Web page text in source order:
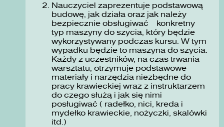
Nauczyciel zaprezentuje podstawową
budowę, jak działa oraz jak należy
bezpiecznie obsługiwać konkretny
typ maszyny do szycia, który będzie
wykorzystywany podczas kursu. W tym
wypadku będzie to maszyna do szycia.
Każdy z uczestników, na czas trwania
warsztatu, otrzymuje podstawowe
materiały i narzędzia niezbędne do
pracy krawieckiej wraz z instruktarzem
do czego służą i jak się nimi
posługiwać ( radełko, nici, kreda i
mydełko krawieckie, nożyczki, skalówki
itd.)